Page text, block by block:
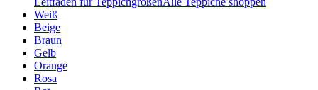
Weiß
Beige
Braun
Gelb
Orange
Rosa